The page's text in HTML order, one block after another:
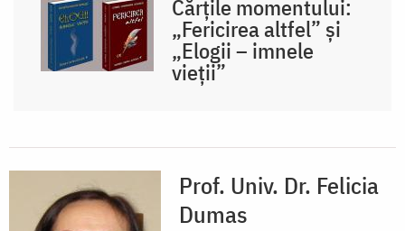
Cărțile momentului:
„Fericirea altfel” și
„Elogii – imnele
vieții”
Prof. Univ. Dr. Felicia
Dumas